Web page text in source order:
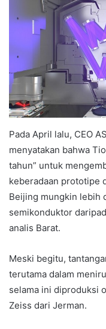
Pada April lalu, CEO
menyatakan bahwa
tahun” untuk
keberadaan prototipe
Beijing mungkin lebih
semikonduktor
analis Barat.
Meski begitu,
terutama dalam
selama ini diproduksi
Zeiss dari Jerman.